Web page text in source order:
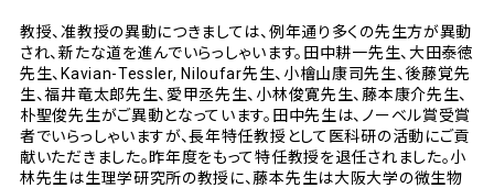
教授、准教授の異動につきましては、例年通り多くの先生方が異動
され、新たな道を進んでいらっしゃいます。田中耕一先生、大田泰徳
先生、Kavian-Tessler, Niloufar先生、小檜山康司先生、後藤覚先
生、福井竜太郎先生、愛甲丞先生、小林俊寛先生、藤本康介先生、
朴聖俊先生がご異動となっています。田中先生は、ノーベル賞受賞
者でいらっしゃいますが、長年特任教授として医科研の活動にご貢
献いただきました。昨年度をもって特任教授を退任されました。小
林先生は生理学研究所の教授に、藤本先生は大阪大学の微生物